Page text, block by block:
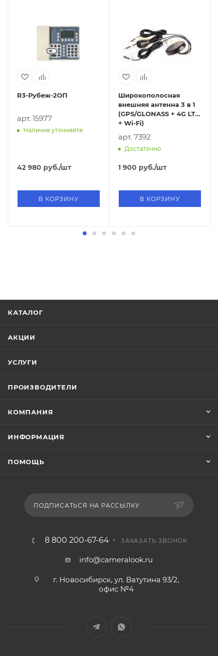
R3-Рубеж-2ОП
арт. 15977
Наличие уточняйте
42 980 руб./шт
В КОРЗИНУ
Широкополосная
внешняя антенна 3 в 1
(GPS/GLONASS + 4G LTE
+ Wi-Fi)
арт. 7392
Достаточно
1 900 руб./шт
В КОРЗИНУ
КАТАЛОГ
АКЦИИ
УСЛУГИ
ПРОИЗВОДИТЕЛИ
КОМПАНИЯ
ИНФОРМАЦИЯ
ПОМОЩЬ
ПОДПИСАТЬСЯ НА РАССЫЛКУ
8 800 200-67-64 ЗАКАЗАТЬ ЗВОНОК
info@cameralook.ru
г. Новосибирск, ул. Ватутина 93/2,
офис №4